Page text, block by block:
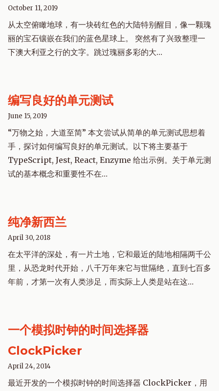
October 11, 2019
从太空俯瞰地球，有一块砖红色的大陆特别醒目，像一颗瑰
丽的宝石镶嵌在我们的蓝色星球上。 突然有了兴致整理一
下澳大利亚之行的文字。跳过瑰丽多彩的大…
编写良好的单元测试
June 15, 2019
“万物之始，大道至简” 本文尝试从简单的单元测试思想着
手，探讨如何编写良好的单元测试。以下将主要基于
TypeScript, Jest, React, Enzyme 给出示例。关于单元测
试的基本概念和重要性不在…
纯净新西兰
April 30, 2018
在太平洋的深处，有一片土地，它和最近的陆地相隔两千公
里，从恐龙时代开始，八千万年来它与世隔绝，直到七百多
年前，才第一次有人类涉足，而实际上人类是站在这…
一个模拟时钟的时间选择器
ClockPicker
April 24, 2014
最近开发的一个模拟时钟的时间选择器 ClockPicker，用